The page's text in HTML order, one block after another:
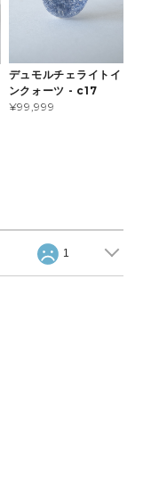
デュモルチェライトイ
ンクォーツ - c17
¥99,999
1